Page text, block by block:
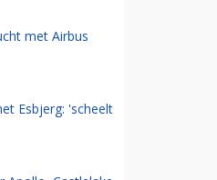
met Airbus
Esbjerg: 'scheelt